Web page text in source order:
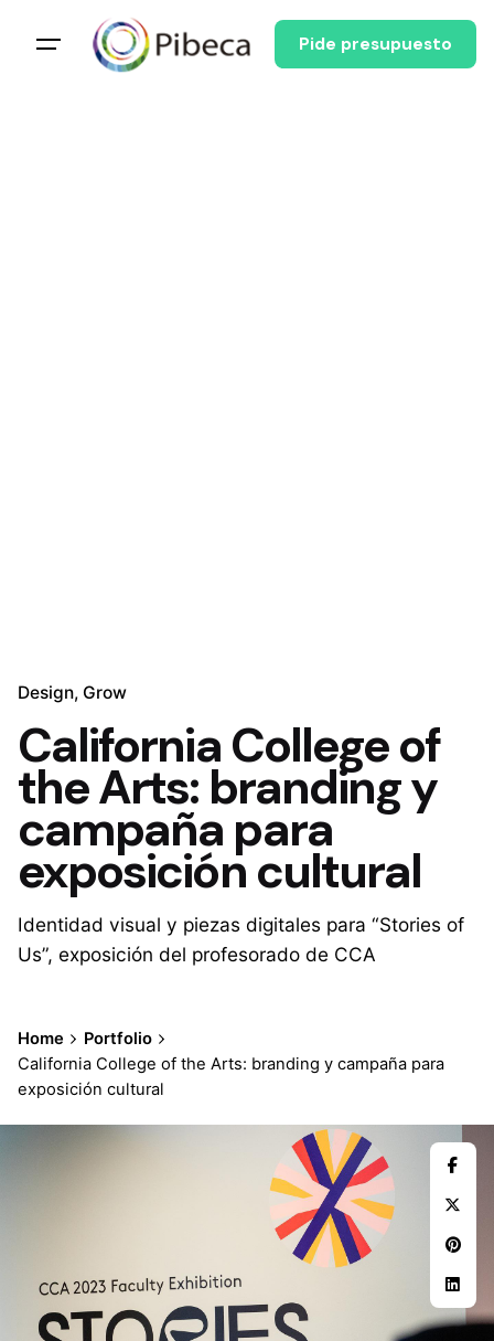
Pide presupuesto
Design Grow
California College of
the Arts: branding y
campaña para
exposición cultural
Identidad visual y piezas digitales para “Stories of
Us”, exposición del profesorado de CCA
Home
Portfolio
California College of the Arts: branding y campaña para
exposición cultural